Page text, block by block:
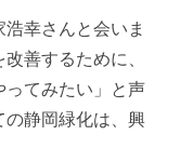
幸さんと会いま
善するために、
てみたい」と声
の静岡緑化は、興